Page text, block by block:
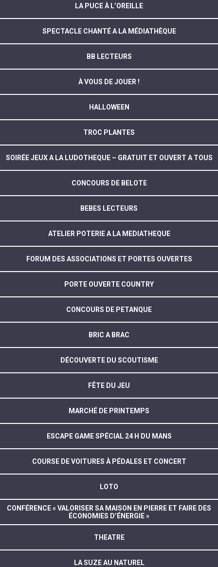
LA PUCE À L’OREILLE
SPECTACLE CHANTÉ A LA MÉDIATHÈQUE
BB LECTEURS
À VOUS DE JOUER !
HALLOWEEN
TROC PLANTES
SOIRÉE JEUX A LA LUDOTHEQUE – GRATUIT ET OUVERT A TOUS
CONCOURS DE BELOTE
BEBES LECTEURS
ATELIER POTERIE A LA MEDIATHEQUE
FORUM DES ASSOCIATIONS ET PORTES OUVERTES
PORTE OUVERTE COUNTRY
CONCOURS DE PETANQUE
BRIC A BRAC
DÉCOUVERTE DU SCOUTISME
FÊTE DU JEU
MARCHÉ DE PRINTEMPS
ESCAPE GAME SPÉCIAL 24 H DU MANS
COURSE DE VOITURES À PÉDALES ET CONCERT
LOTO
CONFÉRENCE « VALORISER SA MAISON EN PIERRE ET FAIRE DES
ÉCONOMIES D’ÉNERGIE »
THEATRE
LA SUZE AU NATUREL